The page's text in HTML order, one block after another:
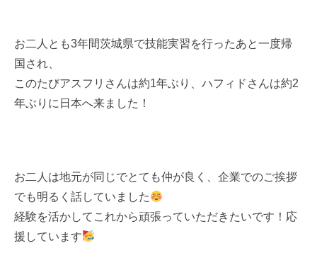
お二人とも3年間茨城県で技能実習を行ったあと一度帰
国され、
このたびアスフリさんは約1年ぶり、ハフィドさんは約2
年ぶりに日本へ来ました！
お二人は地元が同じでとても仲が良く、企業でのご挨拶
でも明るく話していました
経験を活かしてこれから頑張っていただきたいです！応
援しています